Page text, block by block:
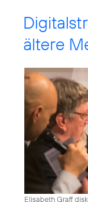
ältere
Elisabeth Graff